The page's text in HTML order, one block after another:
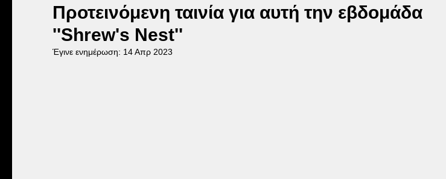
Προτεινόμενη ταινία για αυτή την εβδομάδα
''Shrew's Nest''
Έγινε ενημέρωση: 14 Απρ 2023